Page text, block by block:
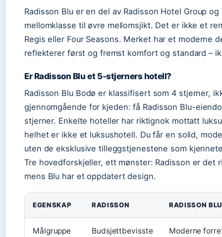
Radisson Blu er en del av Radisson Hotel Group
mellomklasse til øvre mellomsjikt. Det er ikke et
Regis eller Four Seasons. Merket har et moderne
reflekterer først og fremst komfort og standard –
Er Radisson Blu et 5-stjerners hotell?
Radisson Blu Bodø er klassifisert som 4 stjerner,
gjennomgående for kjeden: få Radisson Blu-
stjerner. Enkelte hoteller har riktignok mottatt
helhet er ikke et luksushotell. Du får en solid,
uten de eksklusive tilleggstjenestene som
Tre hovedforskjeller, ett mønster: Radisson er det
mens Blu har et oppdatert design.
EGENSKAP RADISSON RADISSON BLU
Målgruppe Budsjettbevisste Moderne